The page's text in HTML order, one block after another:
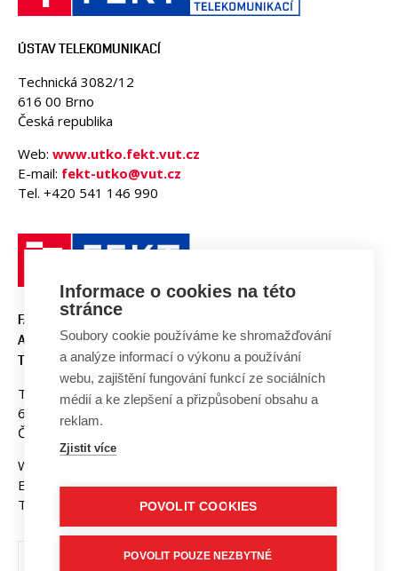
ÚSTAV TELEKOMUNIKACÍ
Technická 3082/12
616 00 Brno
Česká republika
Web: www.utko.fekt.vut.cz
E-mail: fekt-utko@vut.cz
Tel. +420 541 146 990
FAKULTA ELEKTROTECHNIKY
A KOMUNIKAČNÍCH
TECHNOLOGIÍ, VUT V BRNĚ
Technická 3058/10
616 00 Brno
Česká republika
Web:
E-mail:fekt-info@vut.cz
Tel: +420 541 141 111
Informace o cookies na této
stránce
Soubory cookie používáme ke shromažďování
a analýze informací o výkonu a používání
webu, zajištění fungování funkcí ze sociálních
médií a ke zlepšení a přizpůsobení obsahu a
reklam.
Zjistit více
POVOLIT COOKIES
POVOLIT POUZE NEZBYTNÉ